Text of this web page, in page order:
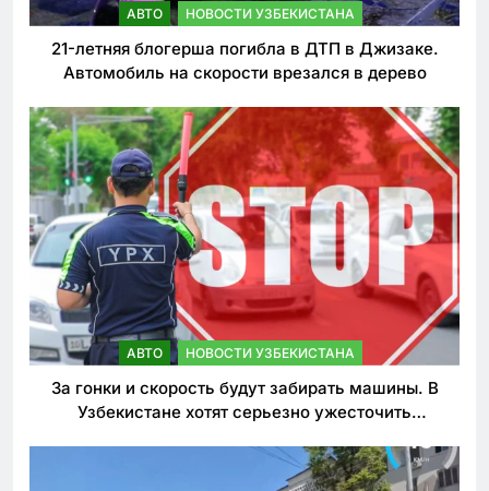
АВТО НОВОСТИ УЗБЕКИСТАНА
21-летняя блогерша погибла в ДТП в Джизаке.
Автомобиль на скорости врезался в дерево
АВТО НОВОСТИ УЗБЕКИСТАНА
За гонки и скорость будут забирать машины. В
Узбекистане хотят серьезно ужесточить